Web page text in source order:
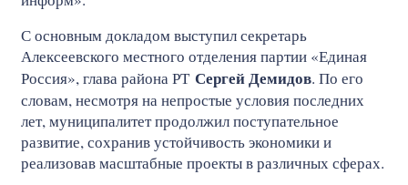
С основным докладом выступил секретарь
Алексеевского местного отделения партии «Единая
Россия», глава района РТ Сергей Демидов. По его
словам, несмотря на непростые условия последних
лет, муниципалитет продолжил поступательное
развитие, сохранив устойчивость экономики и
реализовав масштабные проекты в различных сферах.